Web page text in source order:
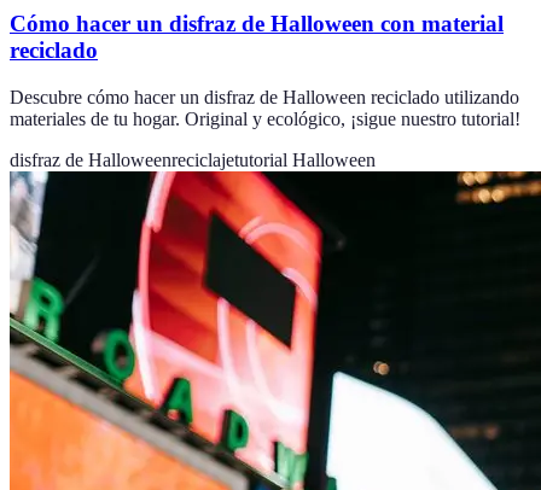
Cómo hacer un disfraz de Halloween con material
reciclado
Descubre cómo hacer un disfraz de Halloween reciclado utilizando
materiales de tu hogar. Original y ecológico, ¡sigue nuestro tutorial!
disfraz de Halloweenreciclajetutorial Halloween